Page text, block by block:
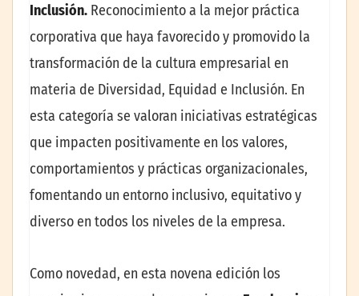
Inclusión. Reconocimiento a la mejor práctica
corporativa que haya favorecido y promovido la
transformación de la cultura empresarial en
materia de Diversidad, Equidad e Inclusión. En
esta categoría se valoran iniciativas estratégicas
que impacten positivamente en los valores,
comportamientos y prácticas organizacionales,
fomentando un entorno inclusivo, equitativo y
diverso en todos los niveles de la empresa.
Como novedad, en esta novena edición los